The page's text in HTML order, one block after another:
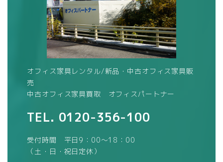
オフィス家具レンタル/新品・中古オフィス家具販
売
中古オフィス家具買取 オフィスパートナー
TEL. 0120-356-100
受付時間 平日9：00～18：00
（土・日・祝日定休）